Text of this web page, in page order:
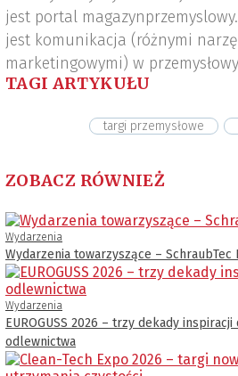
jest portal
jest komunikacja (różnymi
marketingowymi) w
TAGI ARTYKUŁU
targi przemysłowe
ZOBACZ RÓWNIEŻ
Wydarzenia
Wydarzenia towarzyszące – SchraubTec
Wydarzenia
EUROGUSS 2026 – trzy dekady
odlewnictwa